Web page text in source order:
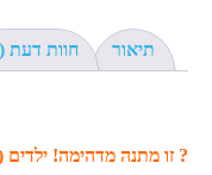
תיאור חוות דעת (8)
? זו מתנה מדהימה!